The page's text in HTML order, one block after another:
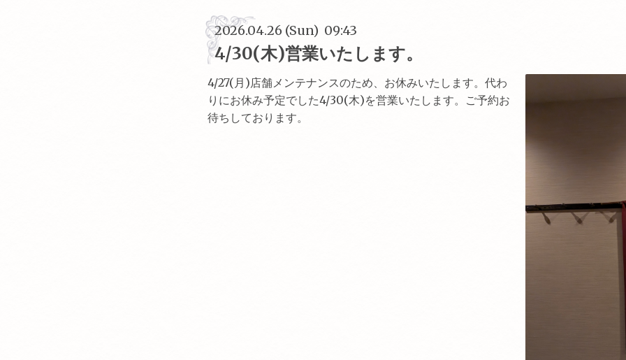
2026.04.26 (Sun) 09:43
4/30(木)営業いたします。
4/27(月)店舗メンテナンスのため、お休みいたします。代わ
りにお休み予定でした4/30(木)を営業いたします。ご予約お
待ちしております。